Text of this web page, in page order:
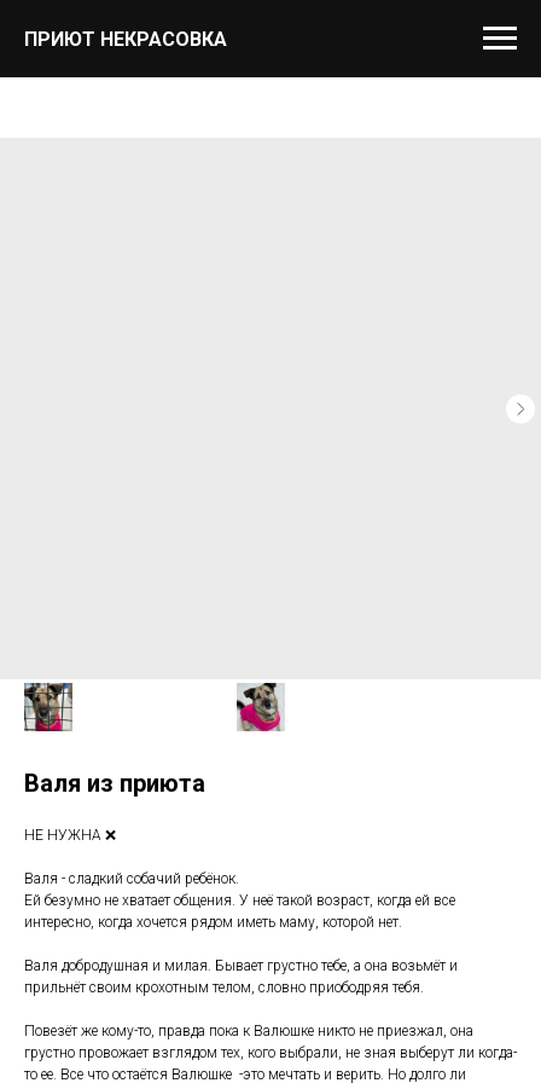
ПРИЮТ НЕКРАСОВКА
Валя из приюта
НЕ НУЖНА ❌
Валя - сладкий собачий ребёнок.
Ей безумно не хватает общения. У неё такой возраст, когда ей все
интересно, когда хочется рядом иметь маму, которой нет.
Валя добродушная и милая. Бывает грустно тебе, а она возьмёт и
прильнёт своим крохотным телом, словно приободряя тебя.
Повезёт же кому-то, правда пока к Валюшке никто не приезжал, она
грустно провожает взглядом тех, кого выбрали, не зная выберут ли когда-
то ее. Все что остаётся Валюшке -это мечтать и верить. Но долго ли